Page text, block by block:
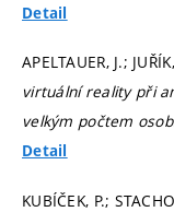
Detail
APELTAUER, J.;
virtuální reality při
velkým počtem osob
Detail
KUBÍČEK, P.;